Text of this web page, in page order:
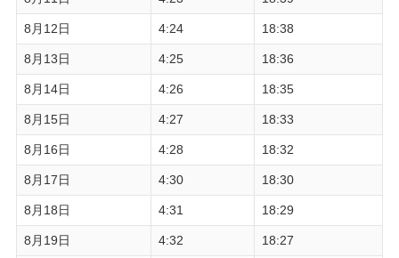
8月12日 4:24 18:38
8月13日 4:25 18:36
8月14日 4:26 18:35
8月15日 4:27 18:33
8月16日 4:28 18:32
8月17日 4:30 18:30
8月18日 4:31 18:29
8月19日 4:32 18:27